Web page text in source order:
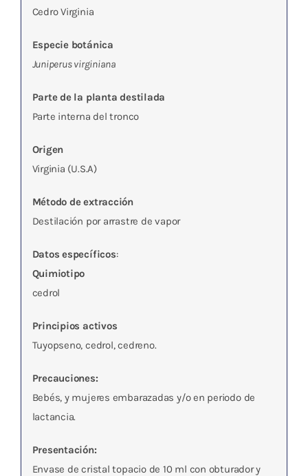
Cedro Virginia
Especie botánica
Juniperus virginiana
Parte de la planta destilada
Parte interna del tronco
Origen
Virginia (U.S.A)
Método de extracción
Destilación por arrastre de vapor
Datos específicos:
Quimiotipo
cedrol
Principios activos
Tuyopseno, cedrol, cedreno.
Precauciones:
Bebés, y mujeres embarazadas y/o en periodo de
lactancia.
Presentación:
Envase de cristal topacio de 10 ml con obturador y